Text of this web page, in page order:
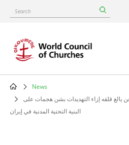
content
Search
Breadcrumb
News
البنية التحتية المدنية في إيران